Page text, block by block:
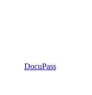
DocuPass